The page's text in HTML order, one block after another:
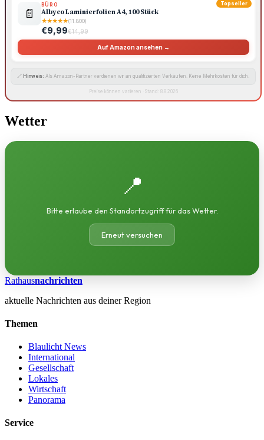
Topseller
📄
BÜRO
Albyco Laminierfolien A4, 100 Stück
★★★★★(11.800)
€9,99€14,99
Auf Amazon ansehen →
🔗 Hinweis: Als Amazon-Partner verdienen wir an qualifizierten Verkäufen. Keine Mehrkosten für dich.
Preise können variieren · Stand: 8.8.2026
Wetter
📍
Bitte erlaube den Standortzugriff für das Wetter.
Erneut versuchen
Rathausnachrichten
aktuelle Nachrichten aus deiner Region
Themen
Blaulicht News
International
Gesellschaft
Lokales
Wirtschaft
Panorama
Service